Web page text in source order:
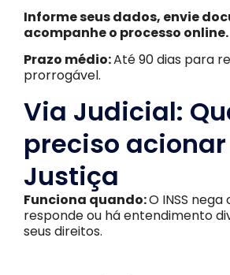
Informe seus dados, envie
acompanhe o processo online.
Prazo médio:Até 90 dias para
prorrogável.
Via Judicial:
preciso
Justiça
Funciona quando:O INSS
responde ou há entendimento
seus direitos.